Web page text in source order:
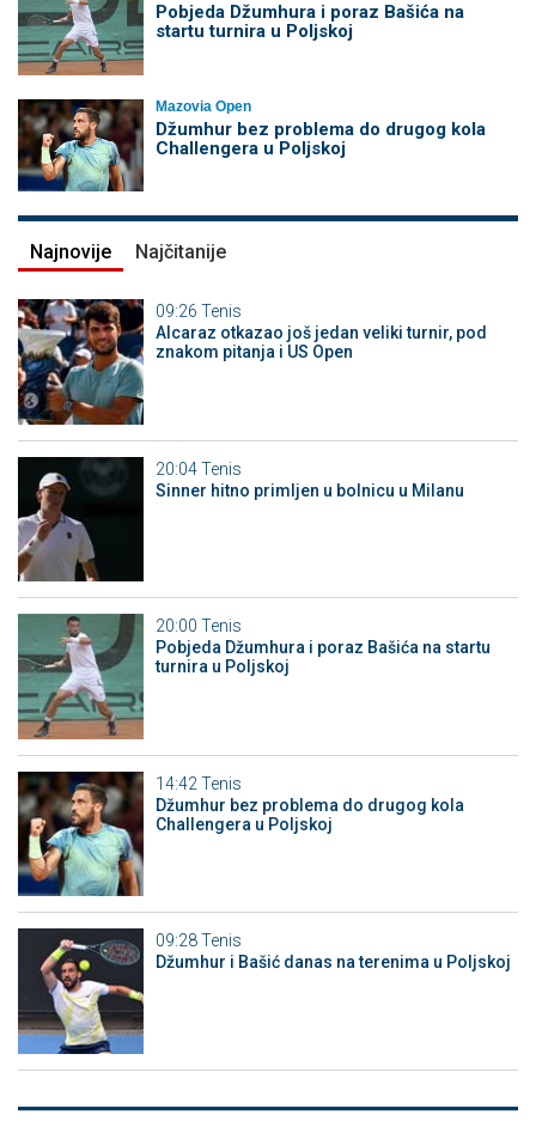
Pobjeda Džumhura i poraz Bašića na
startu turnira u Poljskoj
Mazovia Open
Džumhur bez problema do drugog kola
Challengera u Poljskoj
Najnovije Najčitanije
09:26 Tenis
Alcaraz otkazao još jedan veliki turnir, pod
znakom pitanja i US Open
20:04Tenis
Sinner hitno primljen u bolnicu u Milanu
20:00 Tenis
Pobjeda Džumhura i poraz Bašića na startu
turnira u Poljskoj
14:42 Tenis
Džumhur bez problema do drugog kola
Challengera u Poljskoj
09:28Tenis
Džumhur i Bašić danas na terenima u Poljskoj